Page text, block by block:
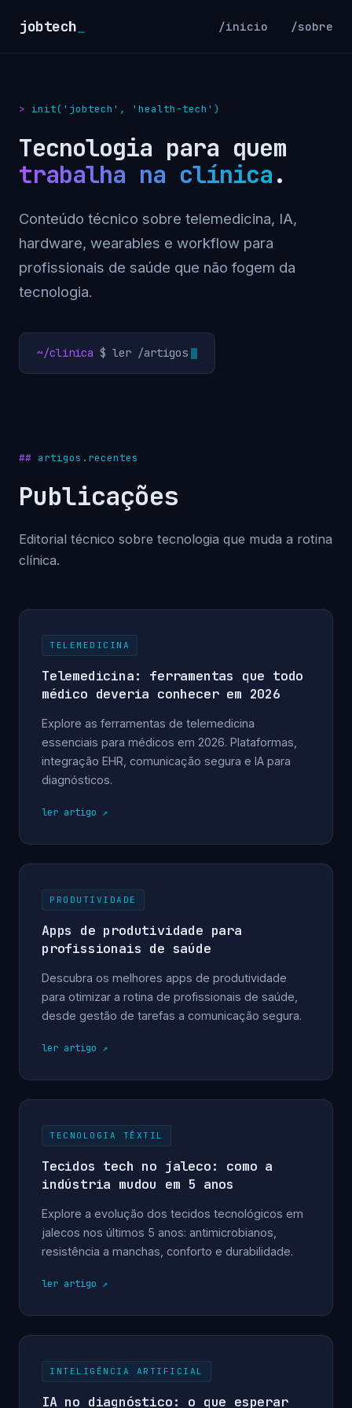
jobtech_ /inicio /sobre
init('jobtech', 'health-tech')
Tecnologia para quem
trabalha na clínica.
Conteúdo técnico sobre telemedicina, IA,
hardware, wearables e workflow para
profissionais de saúde que não fogem da
tecnologia.
~/clinica $ ler /artigos
artigos.recentes
Publicações
Editorial técnico sobre tecnologia que muda a rotina
clínica.
TELEMEDICINA
Telemedicina: ferramentas que todo
médico deveria conhecer em 2026
Explore as ferramentas de telemedicina
essenciais para médicos em 2026. Plataformas,
integração EHR, comunicação segura e IA para
diagnósticos.
ler artigo
PRODUTIVIDADE
Apps de produtividade para
profissionais de saúde
Descubra os melhores apps de produtividade
para otimizar a rotina de profissionais de saúde,
desde gestão de tarefas a comunicação segura.
ler artigo
TECNOLOGIA TÊXTIL
Tecidos tech no jaleco: como a
indústria mudou em 5 anos
Explore a evolução dos tecidos tecnológicos em
jalecos nos últimos 5 anos: antimicrobianos,
resistência a manchas, conforto e durabilidade.
ler artigo
INTELIGÊNCIA ARTIFICIAL
IA no diagnóstico: o que esperar